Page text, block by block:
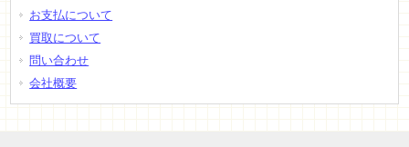
お支払について
買取について
問い合わせ
会社概要